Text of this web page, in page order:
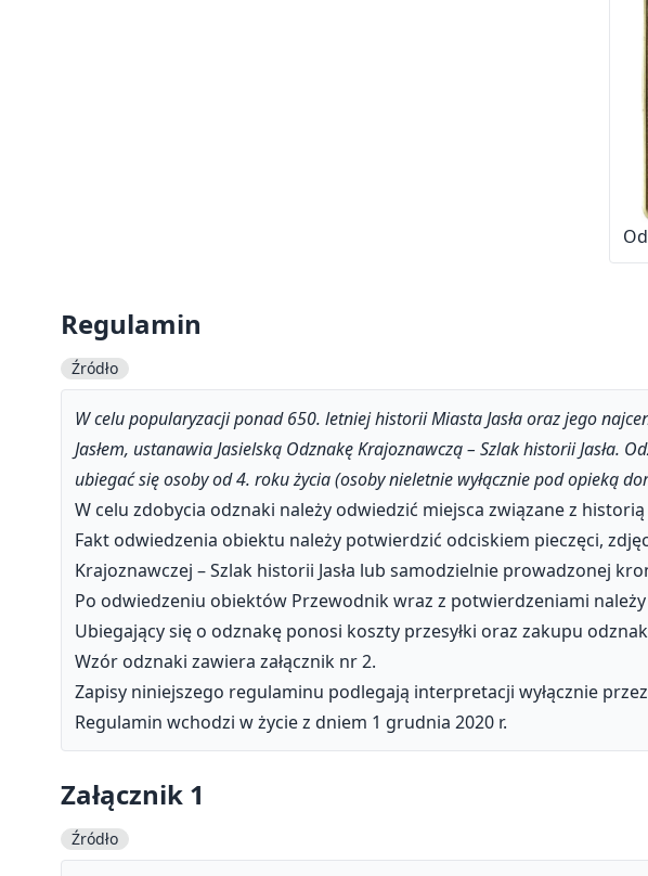
Regulamin
Źródło
W celu popularyzacji ponad 650. letniej historii Miasta Jasła oraz jego
Jasłem, ustanawia Jasielską Odznakę Krajoznawczą – Szlak historii
ubiegać się osoby od 4. roku życia (osoby nieletnie wyłącznie pod opieką
W celu zdobycia odznaki należy odwiedzić miejsca związane z
Fakt odwiedzenia obiektu należy potwierdzić odciskiem pieczęci,
Krajoznawczej – Szlak historii Jasła lub samodzielnie prowadzonej
Po odwiedzeniu obiektów Przewodnik wraz z potwierdzeniami
Ubiegający się o odznakę ponosi koszty przesyłki oraz zakupu
Wzór odznaki zawiera załącznik nr 2.
Zapisy niniejszego regulaminu podlegają interpretacji wyłącznie przez
Regulamin wchodzi w życie z dniem 1 grudnia 2020 r.
Załącznik 1
Źródło